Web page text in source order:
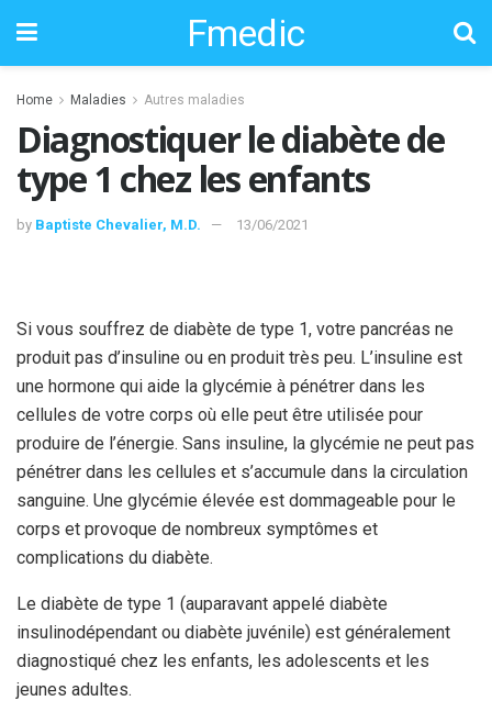
Fmedic
Home Maladies Autres maladies
Diagnostiquer le diabète de
type 1 chez les enfants
by Baptiste Chevalier, M.D. 13/06/2021
Si vous souffrez de diabète de type 1, votre pancréas ne
produit pas d’insuline ou en produit très peu. L’insuline est
une hormone qui aide la glycémie à pénétrer dans les
cellules de votre corps où elle peut être utilisée pour
produire de l’énergie. Sans insuline, la glycémie ne peut pas
pénétrer dans les cellules et s’accumule dans la circulation
sanguine. Une glycémie élevée est dommageable pour le
corps et provoque de nombreux symptômes et
complications du diabète.
Le diabète de type 1 (auparavant appelé diabète
insulinodépendant ou diabète juvénile) est généralement
diagnostiqué chez les enfants, les adolescents et les
jeunes adultes.